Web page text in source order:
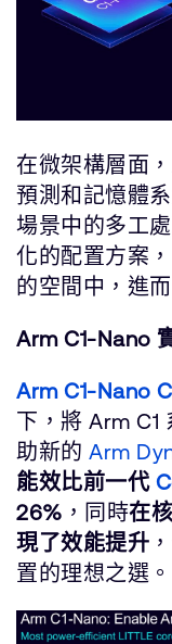
在微架構層面
預測和記憶體
場景中的多工
化的配置方案
的空間中，進
Arm C1-Nano
Arm C1-Nano
下，將 Arm C1
助新的 Arm
能效比前一代
26% ，同時在
現了效能提升
置的理想之選。